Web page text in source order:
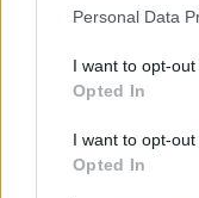
Personal Data
I want to opt-
Opted In
I want to opt-
Opted In